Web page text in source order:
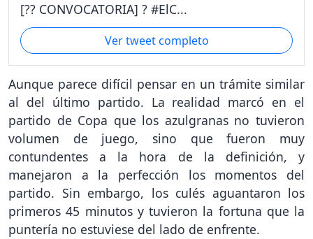
[?? CONVOCATORIA] ? #ElC...
Ver tweet completo
Aunque parece difícil pensar en un trámite similar
al del último partido. La realidad marcó en el
partido de Copa que los azulgranas no tuvieron
volumen de juego, sino que fueron muy
contundentes a la hora de la definición, y
manejaron a la perfección los momentos del
partido. Sin embargo, los culés aguantaron los
primeros 45 minutos y tuvieron la fortuna que la
puntería no estuviese del lado de enfrente.